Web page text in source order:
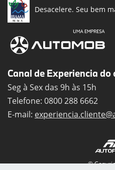
Desacelere. Seu bem
Canal de Experiencia do
Seg à Sex das 9h às 15h
Telefone: 0800 288 6662
E-mail:
©